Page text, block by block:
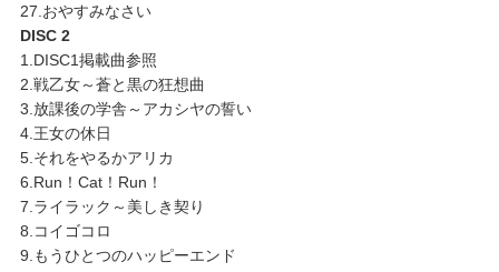
27.おやすみなさい
DISC 2
1.DISC1掲載曲参照
2.戦乙女～蒼と黒の狂想曲
3.放課後の学舎～アカシヤの誓い
4.王女の休日
5.それをやるかアリカ
6.Run！Cat！Run！
7.ライラック～美しき契り
8.コイゴコロ
9.もうひとつのハッピーエンド